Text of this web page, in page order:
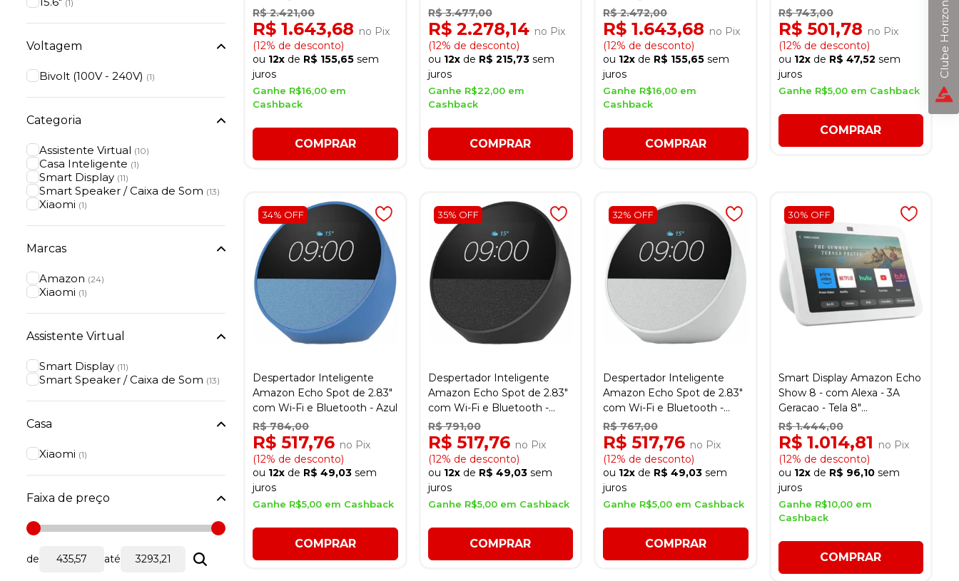
(1)
Voltagem
Bivolt (100V - 240V) (1)
Categoria
Assistente Virtual (10)
Casa Inteligente (1)
Smart Display (11)
Smart Speaker / Caixa de Som (13)
Xiaomi (1)
Marcas
Amazon (24)
Xiaomi (1)
Assistente Virtual
Smart Display (11)
Smart Speaker / Caixa de Som (13)
Casa
Xiaomi (1)
Faixa de preço
de até
R$ 2.421,00
R$ 1.643,68 no Pix
(12% de desconto)
ou 12x de R$ 155,65 sem
juros
Ganhe R$16,00 em
Cashback
COMPRAR
B0C5DPSW5Y -
Preto/Branco
R$ 3.477,00
R$ 2.278,14 no Pix
(12% de desconto)
ou 12xde R$ 215,73 sem
juros
Ganhe R$22,00 em
Cashback
COMPRAR
R$ 2.472,00
R$ 1.643,68 no Pix
(12% de desconto)
ou 12x de R$ 155,65 sem
juros
Ganhe R$16,00 em
Cashback
COMPRAR
R$ 743,00
R$ 501,78 no Pix
(12% de desconto)
ou 12xde R$ 47,52 sem
juros
Ganhe R$5,00 em Cashback
COMPRAR
34% OFF
Despertador Inteligente
Amazon Echo Spot de 2.83"
com Wi-Fi e Bluetooth - Azul
R$ 784,00
R$ 517,76 no Pix
(12% de desconto)
ou 12x de R$ 49,03 sem
juros
Ganhe R$5,00 em Cashback
COMPRAR
35% OFF
Despertador Inteligente
Amazon Echo Spot de 2.83"
com Wi-Fi e Bluetooth -
Preto
R$ 791,00
R$ 517,76 no Pix
(12% de desconto)
ou 12xde R$ 49,03 sem
juros
Ganhe R$5,00 em Cashback
COMPRAR
32% OFF
Despertador Inteligente
Amazon Echo Spot de 2.83"
com Wi-Fi e Bluetooth -
Branco
R$ 767,00
R$ 517,76 no Pix
(12% de desconto)
ou 12x de R$ 49,03 sem
juros
Ganhe R$5,00 em Cashback
COMPRAR
30% OFF
Smart Display Amazon Echo
Show 8 - com Alexa - 3A
Geracao - Tela 8"
Touchscreen - Bluetooth/Wi-
Fi - Branco
R$ 1.444,00
R$ 1.014,81 no Pix
(12% de desconto)
ou 12xde R$ 96,10 sem
juros
Ganhe R$10,00 em
Cashback
COMPRAR
Clube Horizon